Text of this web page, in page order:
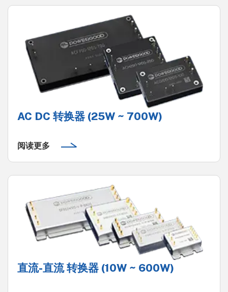
AC DC 转换器 (25W ~ 700W)
阅读更多
直流-直流 转换器 (10W ~ 600W)